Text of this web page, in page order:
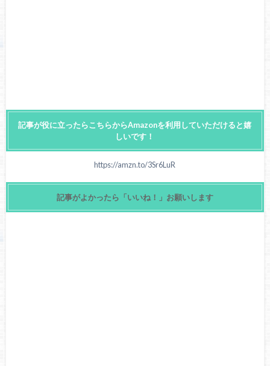
記事が役に立ったらこちらからAmazonを利用していただけると嬉
しいです！
https://amzn.to/3Sr6LuR
記事がよかったら「いいね！」お願いします